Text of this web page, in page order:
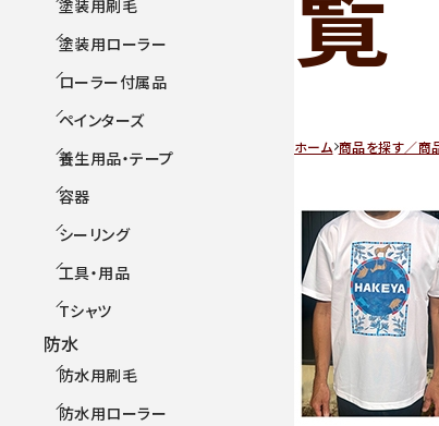
ホーム 商品を探す／商
塗装用刷毛
塗装用ローラー
ローラー付属品
ペインターズ
養生用品・テープ
容器
シーリング
工具・用品
Tシャツ
防水
防水用刷毛
防水用ローラー